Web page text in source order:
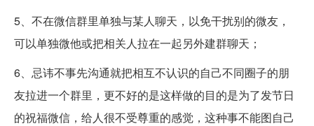
5、不在微信群里单独与某人聊天，以免干扰别的微友，
可以单独微他或把相关人拉在一起另外建群聊天；
6、忌讳不事先沟通就把相互不认识的自己不同圈子的朋
友拉进一个群里，更不好的是这样做的目的是为了发节日
的祝福微信，给人很不受尊重的感觉，这种事不能图自己